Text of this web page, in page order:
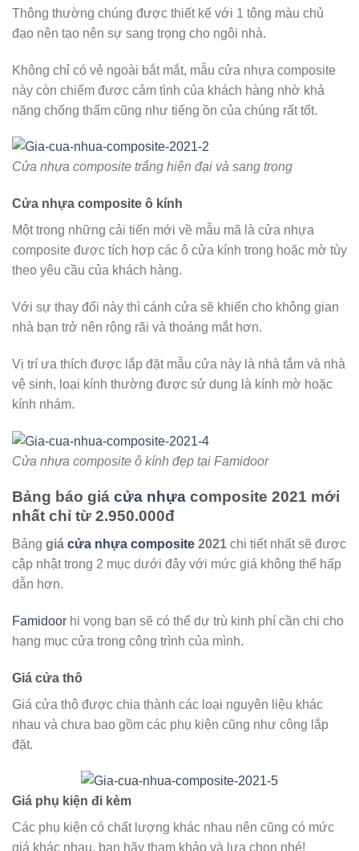
Thông thường chúng được thiết kế với 1 tông màu chủ
đạo nên tạo nên sự sang trọng cho ngôi nhà.
Không chỉ có vẻ ngoài bắt mắt, mẫu cửa nhựa composite
này còn chiếm được cảm tình của khách hàng nhờ khả
năng chống thấm cũng như tiếng ồn của chúng rất tốt.
Cửa nhựa composite trắng hiện đại và sang trọng
Cửa nhựa composite ô kính
Một trong những cải tiến mới về mẫu mã là cửa nhựa
composite được tích hợp các ô cửa kính trong hoặc mờ tùy
theo yêu cầu của khách hàng.
Với sự thay đổi này thì cánh cửa sẽ khiến cho không gian
nhà bạn trở nên rộng rãi và thoáng mắt hơn.
Vị trí ưa thích được lắp đặt mẫu cửa này là nhà tắm và nhà
vệ sinh, loại kính thường được sử dụng là kính mờ hoặc
kính nhám.
Cửa nhựa composite ô kính đẹp tại Famidoor
Bảng báo giá cửa nhựa composite 2021 mới
nhất chỉ từ 2.950.000đ
Bảng giá cửa nhựa composite 2021 chi tiết nhất sẽ được
cập nhật trong 2 mục dưới đây với mức giá không thể hấp
dẫn hơn.
Famidoor hi vọng bạn sẽ có thể dự trù kinh phí cần chi cho
hạng mục cửa trong công trình của mình.
Giá cửa thô
Giá cửa thô được chia thành các loại nguyên liệu khác
nhau và chưa bao gồm các phụ kiện cũng như công lắp
đặt.
Giá phụ kiện đi kèm
Các phụ kiện có chất lượng khác nhau nên cũng có mức
giá khác nhau, bạn hãy tham khảo và lựa chọn nhé!